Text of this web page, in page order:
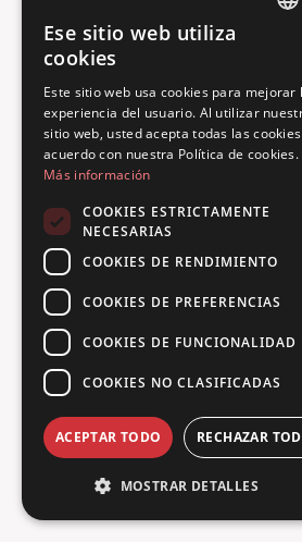
Oops! Page not
Return to
Ese sitio web utiliza
cookies
Este sitio web usa cookies para mejorar
experiencia del usuario. Al utilizar
sitio web, usted acepta todas las
acuerdo con nuestra Política de cookies.
Más información
COOKIES ESTRICTAMENTE
NECESARIAS
COOKIES DE RENDIMIENTO
COOKIES DE PREFERENCIAS
COOKIES DE FUNCIONALIDAD
COOKIES NO CLASIFICADAS
ACEPTAR TODO RECHAZAR
MOSTRAR DETALLES